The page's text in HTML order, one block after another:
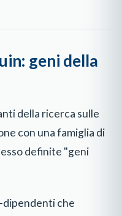
geni della
della ricerca sulle
con una famiglia di
definite "geni
dipendenti che